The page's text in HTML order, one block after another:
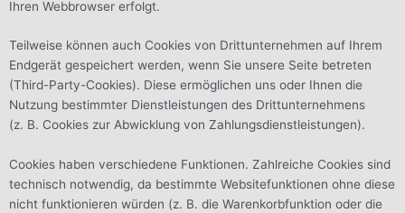
Ihren Webbrowser erfolgt.
Teilweise können auch Cookies von Drittunternehmen auf Ihrem
Endgerät gespeichert werden, wenn Sie unsere Seite betreten
(Third-Party-Cookies). Diese ermöglichen uns oder Ihnen die
Nutzung bestimmter Dienstleistungen des Drittunternehmens
(z. B. Cookies zur Abwicklung von Zahlungsdienstleistungen).
Cookies haben verschiedene Funktionen. Zahlreiche Cookies sind
technisch notwendig, da bestimmte Websitefunktionen ohne diese
nicht funktionieren würden (z. B. die Warenkorbfunktion oder die